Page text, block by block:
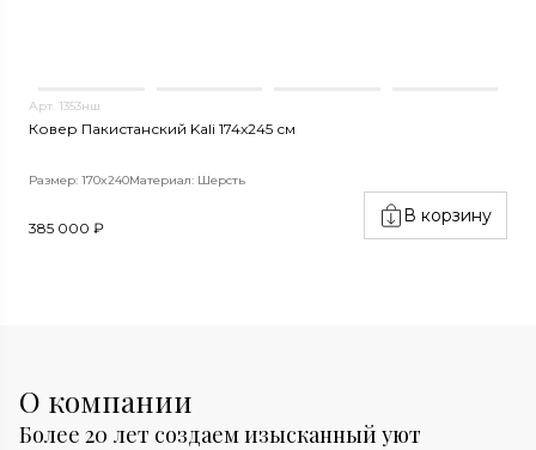
Арт. 1353нш
Ковер Пакистанский Kali 174x245 см
Размер: 170x240Материал: Шерсть
385 000 ₽
В корзину
О компании
Более 20 лет создаем изысканный уют